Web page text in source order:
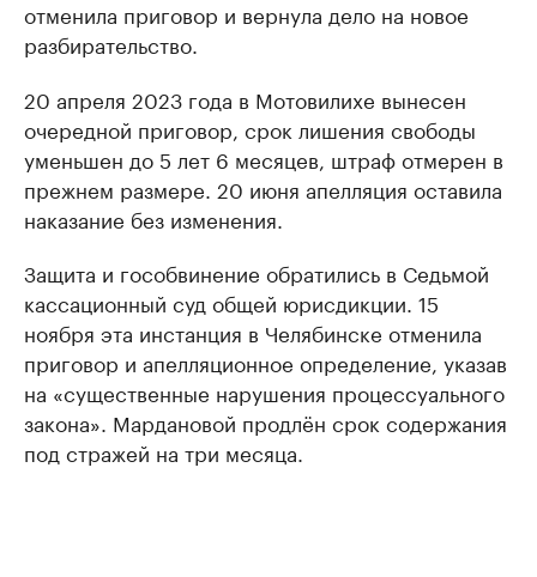
отменила приговор и вернула дело на новое
разбирательство.
20 апреля 2023 года в Мотовилихе вынесен
очередной приговор, срок лишения свободы
уменьшен до 5 лет 6 месяцев, штраф отмерен в
прежнем размере. 20 июня апелляция оставила
наказание без изменения.
Защита и гособвинение обратились в Седьмой
кассационный суд общей юрисдикции. 15
ноября эта инстанция в Челябинске отменила
приговор и апелляционное определение, указав
на «существенные нарушения процессуального
закона». Мардановой продлён срок содержания
под стражей на три месяца.